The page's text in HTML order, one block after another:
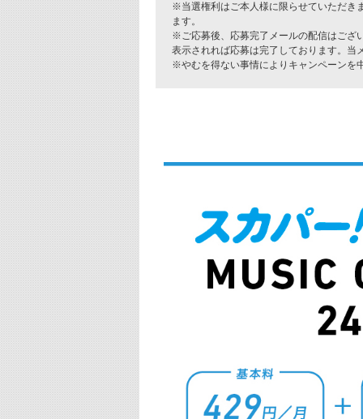
※当選権利はご本人様に限らせていただき
ます。
※ご応募後、応募完了メールの配信はござ
表示されれば応募は完了しております。当
※やむを得ない事情によりキャンペーンを